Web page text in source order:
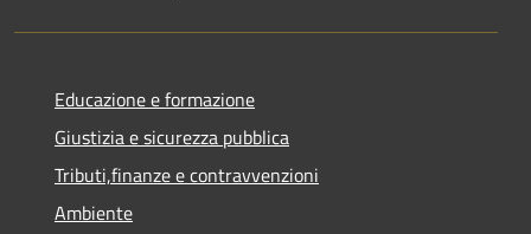
Educazione e formazione
Giustizia e sicurezza pubblica
Tributi,finanze e contravvenzioni
Ambiente